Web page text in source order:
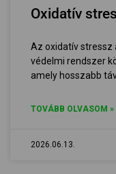
Oxidatív
Az oxidatív stressz
védelmi rendszer
amely hosszabb
TOVÁBB OLVASOM »
2026.06.13.